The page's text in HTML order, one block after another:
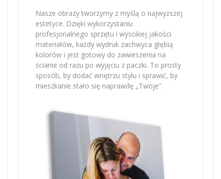
Nasze obrazy tworzymy z myślą o najwyższej
estetyce. Dzięki wykorzystaniu
profesjonalnego sprzętu i wysokiej jakości
materiałów, każdy wydruk zachwyca głębią
kolorów i jest gotowy do zawieszenia na
ścianie od razu po wyjęciu z paczki. To prosty
sposób, by dodać wnętrzu stylu i sprawić, by
mieszkanie stało się naprawdę „Twoje”.